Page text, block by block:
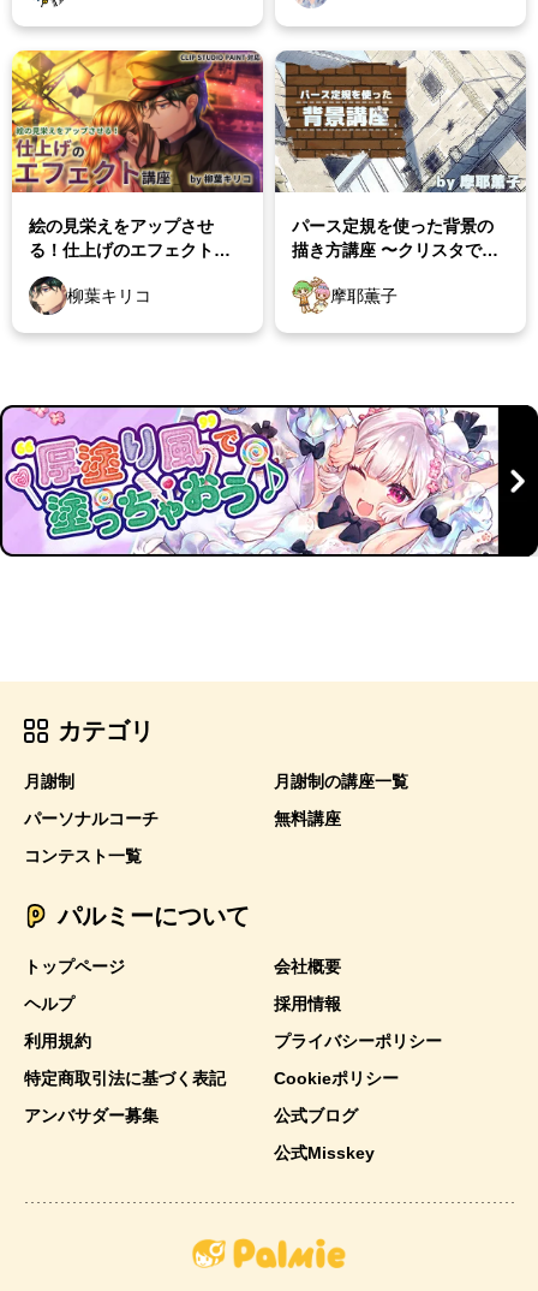
絵の見栄えをアップさせ
る！仕上げのエフェクト講
座
柳葉キリコ
パース定規を使った背景の
描き方講座 〜クリスタで背
景の描き方を学ぼう〜
摩耶薫子
カテゴリ
月謝制
月謝制の講座一覧
パーソナルコーチ
無料講座
コンテスト一覧
パルミーについて
トップページ
会社概要
ヘルプ
採用情報
利用規約
プライバシーポリシー
特定商取引法に基づく表記
Cookieポリシー
アンバサダー募集
公式ブログ
公式Misskey